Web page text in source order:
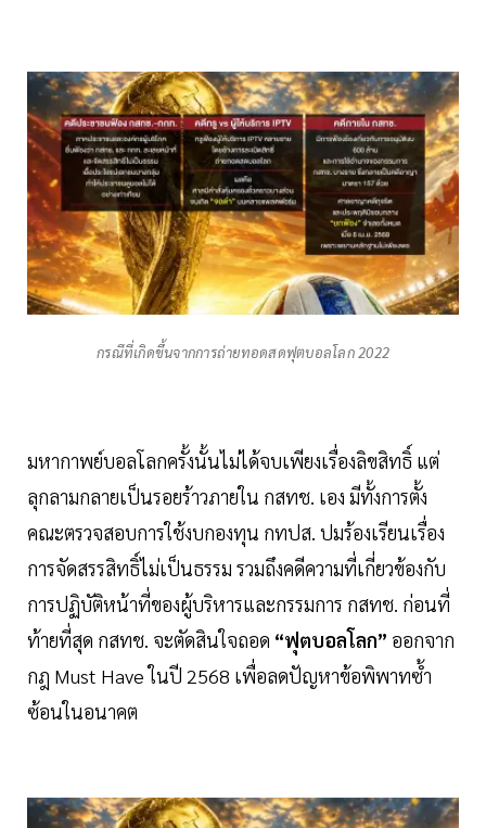
กรณีที่เกิดขึ้นจากการถ่ายทอดสดฟุตบอลโลก 2022
มหากาพย์บอลโลกครั้งนั้นไม่ได้จบเพียงเรื่องลิขสิทธิ์ แต่
ลุกลามกลายเป็นรอยร้าวภายใน กสทช. เอง มีทั้งการตั้ง
คณะตรวจสอบการใช้งบกองทุน กทปส. ปมร้องเรียนเรื่อง
การจัดสรรสิทธิ์ไม่เป็นธรรม รวมถึงคดีความที่เกี่ยวข้องกับ
การปฏิบัติหน้าที่ของผู้บริหารและกรรมการ กสทช. ก่อนที่
ท้ายที่สุด กสทช. จะตัดสินใจถอด “ฟุตบอลโลก” ออกจาก
กฎ Must Have ในปี 2568 เพื่อลดปัญหาข้อพิพาทซ้ำ
ซ้อนในอนาคต